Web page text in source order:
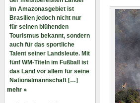
im Amazonasgebiet ist
Brasilien jedoch nicht nur
für seinen blühenden
Tourismus bekannt, sondern
auch für das sportliche
Talent seiner Landsleute. Mit
fünf WM-Titeln im Fußball ist
das Land vor allem für seine
Nationalmannschaft […]
mehr »